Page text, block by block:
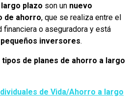
plazo son un nuevo
de ahorro, que se realiza entre el
o aseguradora y está
pequeños inversores.
tipos de planes de ahorro a largo
de Vida/Ahorro a largo